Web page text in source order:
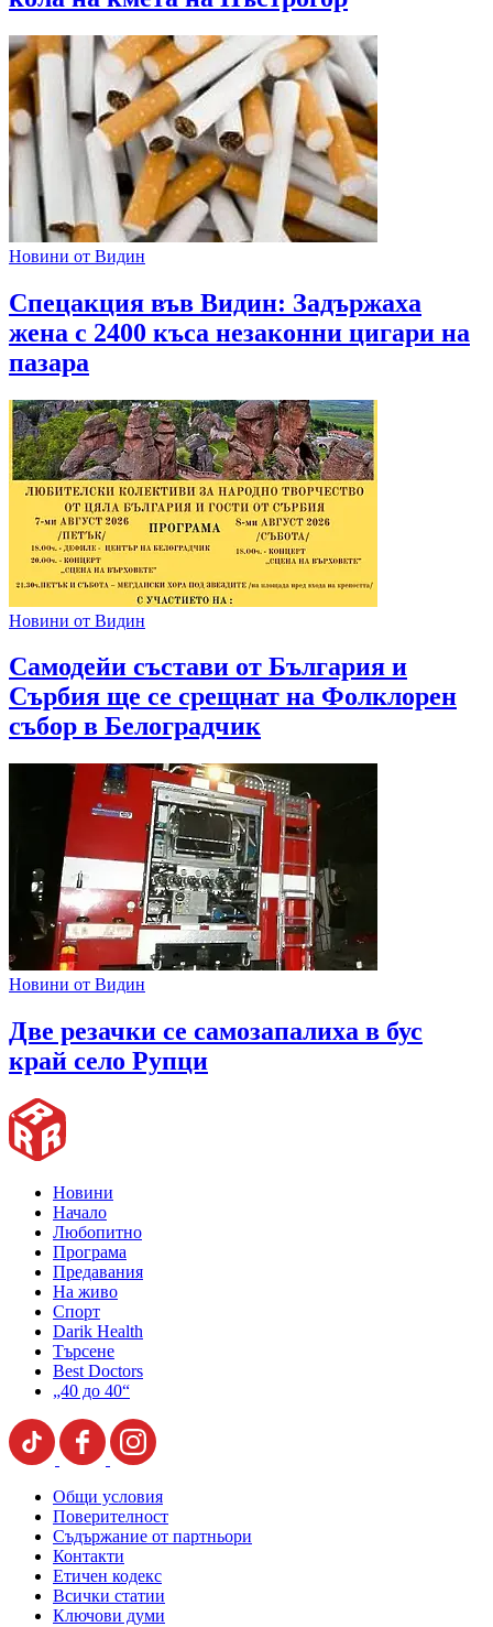
Новини от Видин
Спецакция във Видин: Задържаха
жена с 2400 къса незаконни цигари на
пазара
Новини от Видин
Самодейи състави от България и
Сърбия ще се срещнат на Фолклорен
събор в Белоградчик
Новини от Видин
Две резачки се самозапалиха в бус
край село Рупци
Новини
Начало
Любопитно
Програма
Предавания
На живо
Спорт
Darik Health
Търсене
Best Doctors
„40 до 40“
Общи условия
Поверителност
Съдържание от партньори
Контакти
Етичен кодекс
Всички статии
Ключови думи